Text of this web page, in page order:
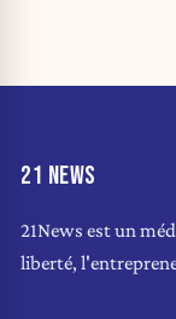
21 NEWS
21News est un
liberté,